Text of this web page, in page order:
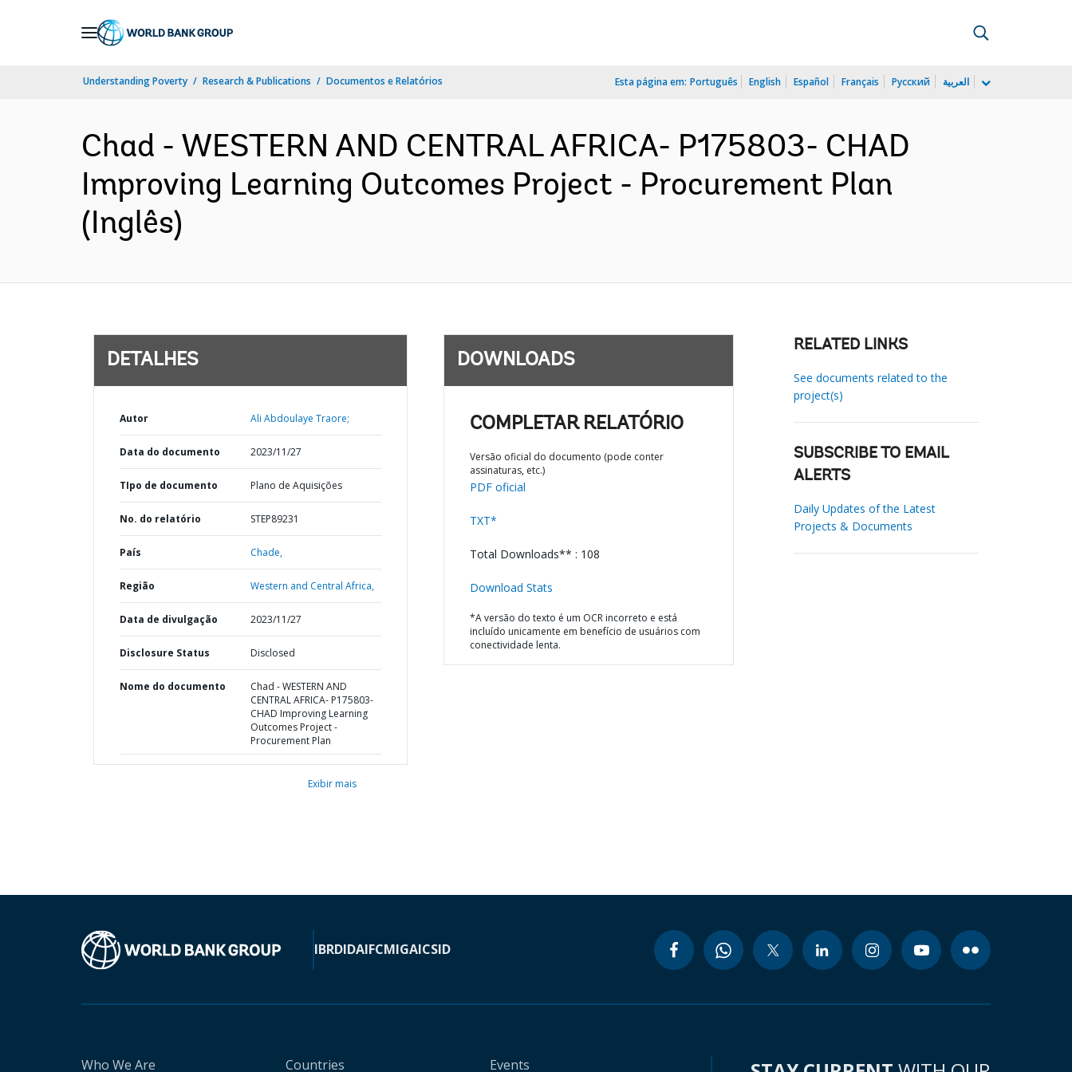
Understanding Poverty Research & Publications Documentos e Relatórios Esta página em: Português English Español Français Русский العربية
Chad - WESTERN AND CENTRAL AFRICA- P175803- CHAD
Improving Learning Outcomes Project - Procurement Plan
(Inglês)
DETALHES
Autor Ali Abdoulaye Traore;
Data do documento 2023/11/27
TIpo de documento Plano de Aquisições
No. do relatório STEP89231
País Chade,
Região Western and Central Africa,
Data de divulgação 2023/11/27
Disclosure Status Disclosed
Nome do documento
Chad - WESTERN AND
CENTRAL AFRICA- P175803-
CHAD Improving Learning
Outcomes Project -
Procurement Plan
Exibir mais
DOWNLOADS
COMPLETAR RELATÓRIO
Versão oficial do documento (pode conter
assinaturas, etc.)
PDF oficial
TXT*
Total Downloads** : 108
Download Stats
*A versão do texto é um OCR incorreto e está
incluído unicamente em benefício de usuários com
conectividade lenta.
RELATED LINKS
See documents related to the
project(s)
SUBSCRIBE TO EMAIL
ALERTS
Daily Updates of the Latest
Projects & Documents
IBRDIDAIFCMIGAICSID
Who We Are Countries Events